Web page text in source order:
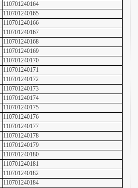
110701240164
110701240165
110701240166
110701240167
110701240168
110701240169
110701240170
110701240171
110701240172
110701240173
110701240174
110701240175
110701240176
110701240177
110701240178
110701240179
110701240180
110701240181
110701240182
110701240184